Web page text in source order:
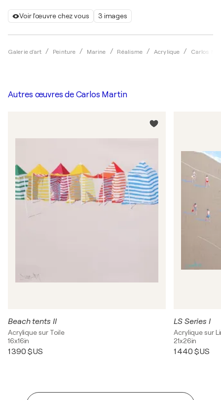
Voir l'œuvre chez vous 3 images
Galerie d'art Peinture Marine Réalisme Acrylique Carlos
Autres œuvres de Carlos Martin
Beach tents II
Acrylique sur Toile
16x16in
1 390 $US
LS Series I
Acrylique sur
21x26in
1 440 $US